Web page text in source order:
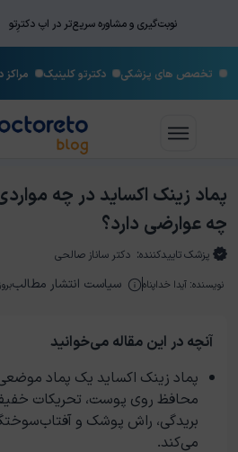
نوبت‌گیری و مشاوره سریع‌تر در اپ دکترِتو
تخصص های پزشکی دکترتو کلینیک مراکز
پماد زینک اکساید در چه
چه عوارضی دارد؟
پزشک تاییدکننده: دکتر ساناز صالحی
نویسنده: آیدا خداپناه سیاست انتشار مطالب
آنچه در این مقاله می‌خوانید
پماد زینک اکساید یک پماد
محافظ روی پوست، تحریکات
بریدگی، راش پوشک و
می‌کند.